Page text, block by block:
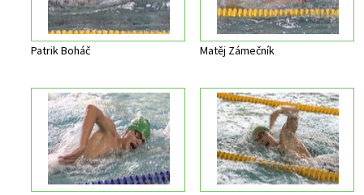
Patrik Boháč Matěj Zámečník